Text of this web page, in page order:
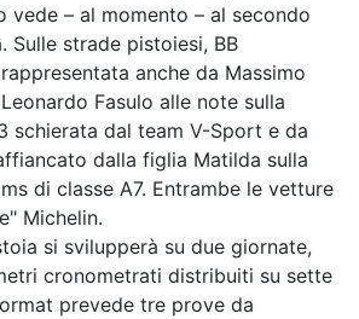
vede – al momento – al secondo
Sulle strade pistoiesi, BB
anche da Massimo
Fasulo alle note sulla
schierata dal team V-Sport e da
dalla figlia Matilda sulla
di classe A7. Entrambe le vetture
Michelin.
si svilupperà su due giornate,
cronometrati distribuiti su sette
prevede tre prove da